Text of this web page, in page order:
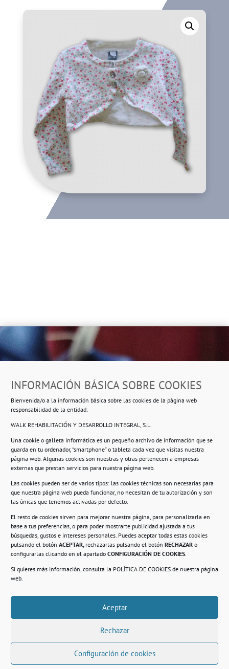
INFORMACIÓN BÁSICA SOBRE COOKIES
Bienvenida/o a la información básica sobre las cookies de la página web
responsabilidad de la entidad:
WALK REHABILITACIÓN Y DESARROLLO INTEGRAL, S.L.
Una cookie o galleta informática es un pequeño archivo de información que se
guarda en tu ordenador, “smartphone” o tableta cada vez que visitas nuestra
página web. Algunas cookies son nuestras y otras pertenecen a empresas
externas que prestan servicios para nuestra página web.
Las cookies pueden ser de varios tipos: las cookies técnicas son necesarias para
que nuestra página web pueda funcionar, no necesitan de tu autorización y son
las únicas que tenemos activadas por defecto.
El resto de cookies sirven para mejorar nuestra página, para personalizarla en
base a tus preferencias, o para poder mostrarte publicidad ajustada a tus
búsquedas, gustos e intereses personales. Puedes aceptar todas estas cookies
pulsando el botón ACEPTAR, rechazarlas pulsando el botón RECHAZAR o
configurarlas clicando en el apartado CONFIGURACIÓN DE COOKIES.
Si quieres más información, consulta la POLÍTICA DE COOKIES de nuestra página
web.
Aceptar
Rechazar
Configuración de cookies
Ropero Solidario de Usera
Beasáin 25-33posterior, local 3 – 28041 Madrid
Información
Compromiso con la protección de datos
Política de Cookies.
© 2021. Realizado en el Centro de Rehabilitación